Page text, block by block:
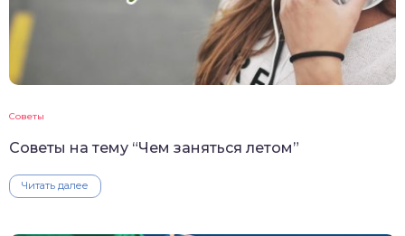
Советы
Советы на тему “Чем заняться летом”
Читать далее